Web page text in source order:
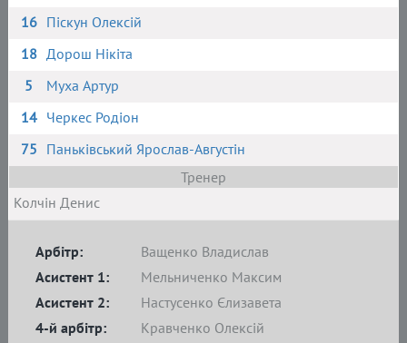
16 Піскун Олексій
18 Дорош Нікіта
5
Муха Артур
14 Черкес Родіон
75 Паньківський Ярослав-Августін
Тренер
Колчін Денис
Арбітр:
Ващенко Владислав
Асистент 1:
Мельниченко Максим
Асистент 2:
Настусенко Єлизавета
4-й арбітр:
Кравченко Олексій